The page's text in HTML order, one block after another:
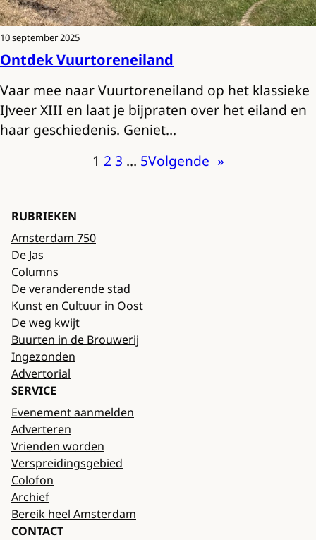
10 september 2025
Ontdek Vuurtoreneiland
Vaar mee naar Vuurtoreneiland op het klassieke
IJveer XIII en laat je bijpraten over het eiland en
haar geschiedenis. Geniet…
1 2 3 … 5Volgende »
RUBRIEKEN
Amsterdam 750
De Jas
Columns
De veranderende stad
Kunst en Cultuur in Oost
De weg kwijt
Buurten in de Brouwerij
Ingezonden
Advertorial
SERVICE
Evenement aanmelden
Adverteren
Vrienden worden
Verspreidingsgebied
Colofon
Archief
Bereik heel Amsterdam
CONTACT